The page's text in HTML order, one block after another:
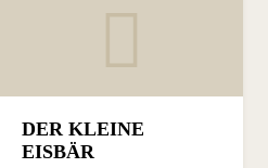
DER KLEINE
EISBÄR